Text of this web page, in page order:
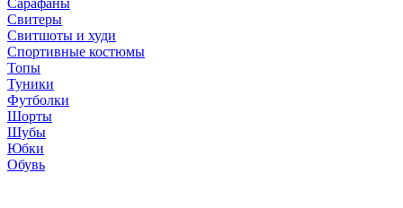
Сарафаны
Свитеры
Свитшоты и худи
Спортивные костюмы
Топы
Туники
Футболки
Шорты
Шубы
Юбки
Обувь